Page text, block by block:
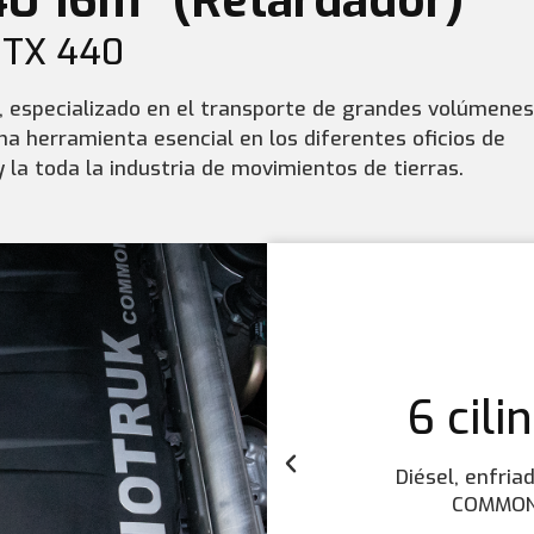
TX 440
en el transporte de grandes volúmenes
herramienta esencial en los diferentes oficios de
la toda la industria de movimientos de tierras.
6
Diésel,440 HP /
2100
HW 25712XST
6
Diésel,440 HP /
2100
HW 25712XST
6
Diésel,440 HP /
2100
HW 25712XST